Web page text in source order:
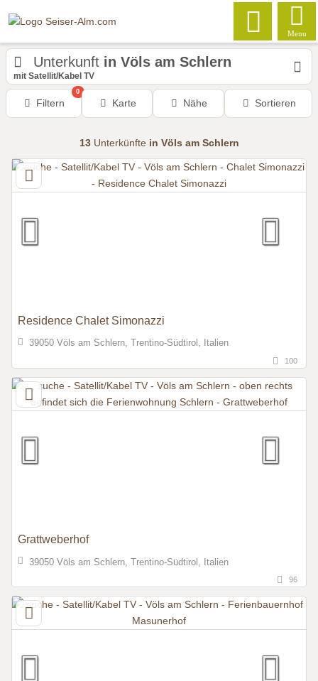
Menu
Unterkunft in Völs am Schlern
mit Satellit/Kabel TV
Filtern
0
Karte Nähe Sortieren
13Unterkünfte in Völs am Schlern
Residence Chalet Simonazzi
39050 Völs am Schlern, Trentino-Südtirol, Italien
100
Grattweberhof
39050 Völs am Schlern, Trentino-Südtirol, Italien
96